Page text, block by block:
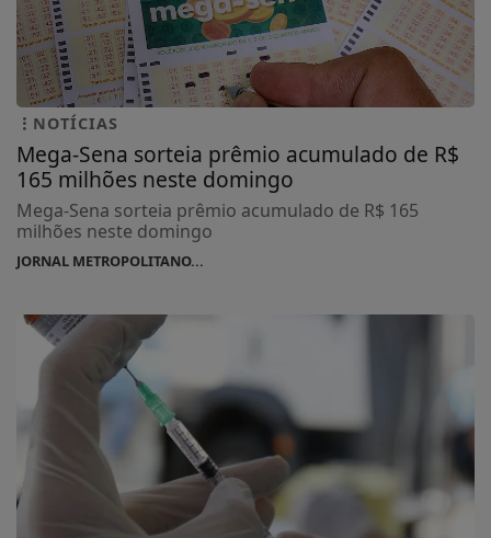
NOTÍCIAS
Mega-Sena sorteia prêmio acumulado de R$
165 milhões neste domingo
Mega-Sena sorteia prêmio acumulado de R$ 165
milhões neste domingo
JORNAL METROPOLITANO...